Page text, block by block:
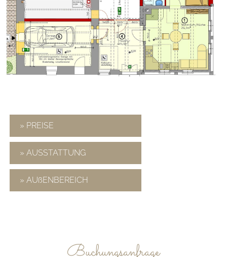
» PREISE
» AUSSTATTUNG
» AUßENBEREICH
Buchungsanfrage